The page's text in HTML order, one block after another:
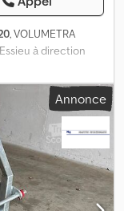
, VOLUMETRA
à direction
hydro-
Feux de
155 Jurop
effet) ECOPUMP :
Walterscheid à
6" (tube de
avec glissière de
Préparation pour
avec
Annonce